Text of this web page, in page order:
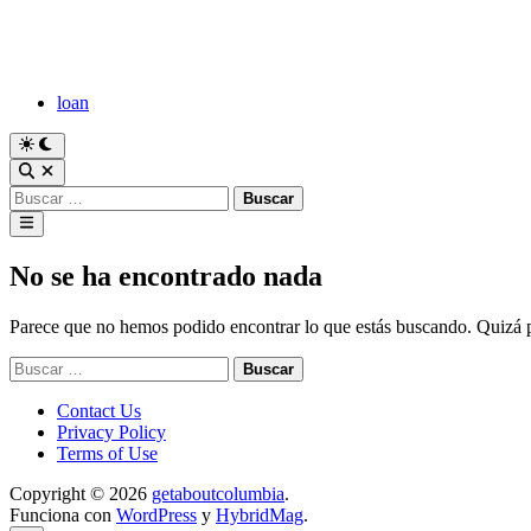
loan
Cambiar
a
modo
oscuro
Abrir
búsqueda
Buscar:
Menú
principal
No se ha encontrado nada
Parece que no hemos podido encontrar lo que estás buscando. Quizá
Buscar:
Contact Us
Privacy Policy
Terms of Use
Copyright © 2026 getaboutcolumbia.
Funciona con WordPress y HybridMag.